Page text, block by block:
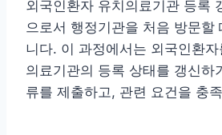
외국인환자 유치의료기관 등록
으로서 행정기관을 처음 방문할
니다. 이 과정에서는 외국인환
의료기관의 등록 상태를 갱신하
류를 제출하고, 관련 요건을 충